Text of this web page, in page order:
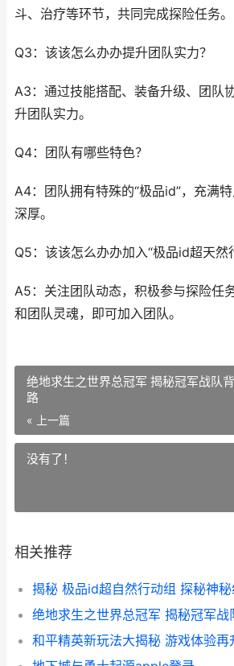
斗、治疗等环节，共同完成探险任务。
Q3：该该怎么办办提升团队实力？
A3：通过技能搭配、装备升级、团队
升团队实力。
Q4：团队有哪些特色？
A4：团队拥有特殊的“极品id”，充满
深厚。
Q5：该该怎么办办加入“极品id超天然
A5：关注团队动态，积极参与探险任
和团队灵魂，即可加入团队。
绝地求生之世界总冠军 揭秘冠军战队
路
« 上一篇
没有了！
相关推荐